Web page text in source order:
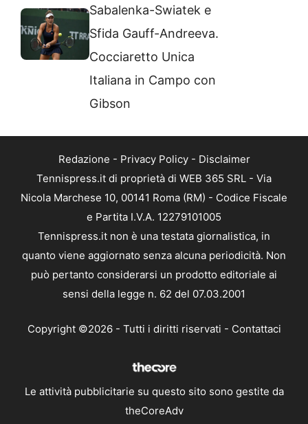
Sabalenka-Swiatek e
Sfida Gauff-Andreeva.
Cocciaretto Unica
Italiana in Campo con
Gibson
Redazione - Privacy Policy- Disclaimer
Tennispress.it di proprietà di WEB 365 SRL - Via
Nicola Marchese 10, 00141 Roma (RM) - Codice Fiscale
e Partita I.V.A. 12279101005
Tennispress.it non è una testata giornalistica, in
quanto viene aggiornato senza alcuna periodicità. Non
può pertanto considerarsi un prodotto editoriale ai
sensi della legge n. 62 del 07.03.2001
Copyright ©2026 - Tutti i diritti riservati - Contattaci
Le attività pubblicitarie su questo sito sono gestite da
theCoreAdv